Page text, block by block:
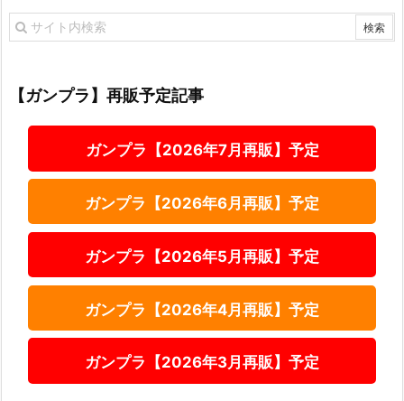
【ガンプラ】再販予定記事
ガンプラ【2026年7月再販】予定
ガンプラ【2026年6月再販】予定
ガンプラ【2026年5月再販】予定
ガンプラ【2026年4月再販】予定
ガンプラ【2026年3月再販】予定